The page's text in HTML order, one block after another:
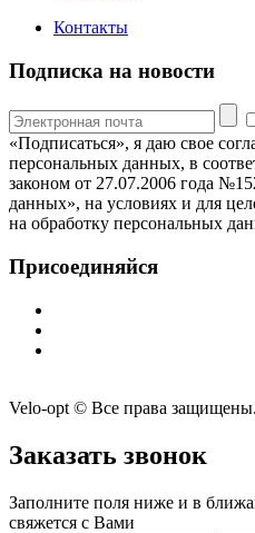
Контакты
Подписка на новости
«Подписаться», я даю свое
персональных данных, в
законом от 27.07.2006 года
данных», на условиях и для
на обработку персональных
Присоединяйся
Velo-opt © Все права
Заказать звонок
Заполните поля ниже и в
свяжется с Вами